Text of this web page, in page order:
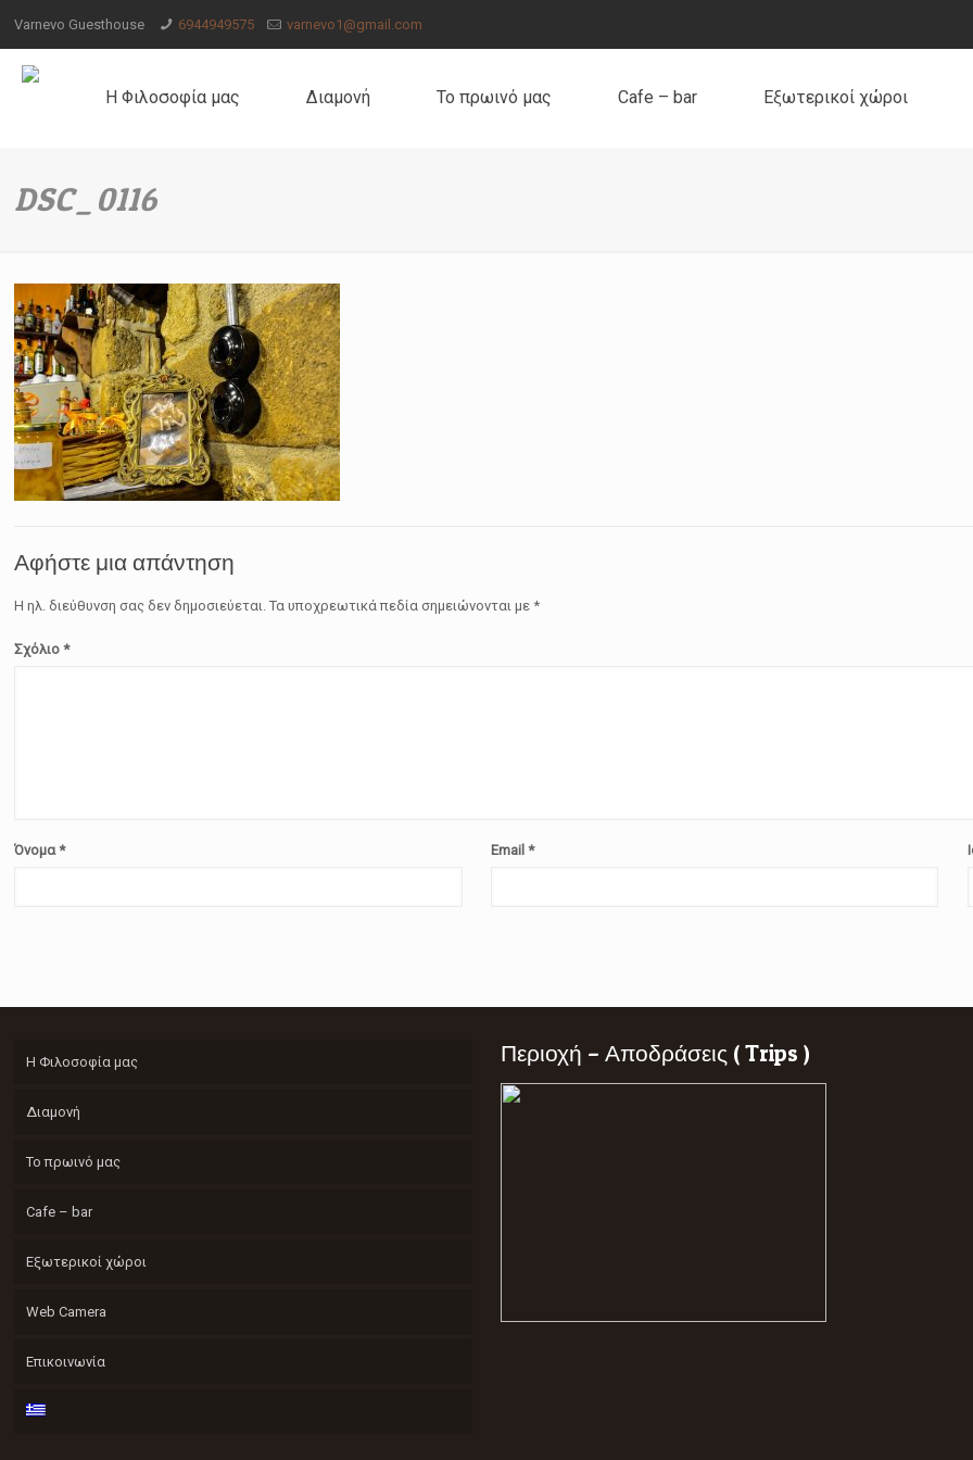
Varnevo Guesthouse 6944949575 varnevo1@gmail.com
Η Φιλοσοφία μας Διαμονή Το πρωινό μας Cafe – bar Εξωτερικοί χώροι
DSC_0116
Αφήστε μια απάντηση
Η ηλ. διεύθυνση σας δεν δημοσιεύεται. Τα υποχρεωτικά πεδία σημειώνονται με *
Σχόλιο*
Όνομα* Email*
Η Φιλοσοφία μας
Διαμονή
Το πρωινό μας
Cafe – bar
Εξωτερικοί χώροι
Web Camera
Επικοινωνία
Περιοχή – Αποδράσεις ( Trips )